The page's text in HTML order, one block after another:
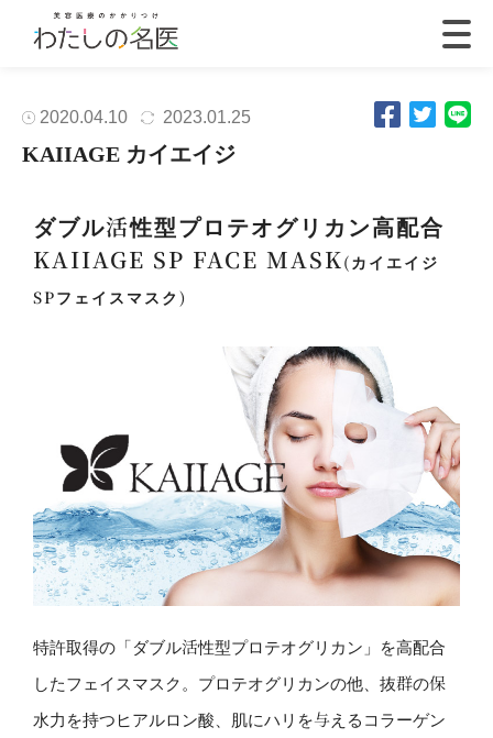
2020.04.10 2023.01.25
KAIIAGE カイエイジ
ダブル活性型プロテオグリカン高配合
KAIIAGE SP FACE MASK(カイエイジ
SPフェイスマスク)
特許取得の「ダブル活性型プロテオグリカン」を高配合
したフェイスマスク。プロテオグリカンの他、抜群の保
水力を持つヒアルロン酸、肌にハリを与えるコラーゲン